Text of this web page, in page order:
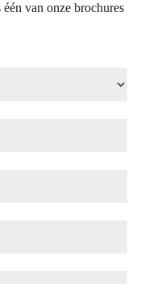
van onze brochures